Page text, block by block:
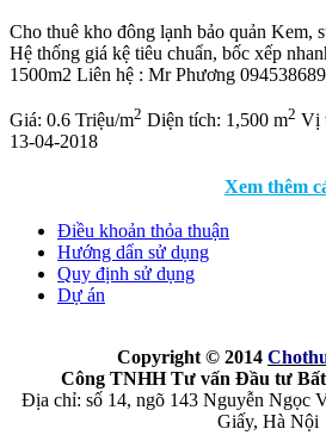
Cho thuê kho đông lạnh bảo quản Kem,
Hệ thống giá kệ tiêu chuẩn, bốc xếp
1500m2 Liên hệ : Mr Phương
Giá: 0.6 Triệu/m2 Diện tích: 1,500 m2 Vị
13-04-2018
Xem thêm
Điều khoản thỏa thuận
Hướng dẩn sử dụng
Quy định sử dụng
Dự án
Copyright © 2014
Công TNHH Tư vấn Đầu tư
Địa chỉ: số 14, ngõ 143 Nguyễn Ngọc
Giấy, Hà Nội